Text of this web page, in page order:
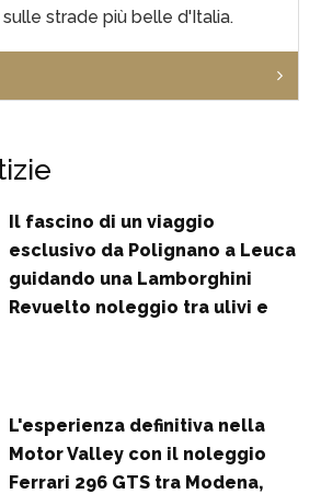
strade più belle d'Italia.
Il fascino di un viaggio
esclusivo da Polignano a Leuca
guidando una Lamborghini
Revuelto noleggio tra ulivi e
L'esperienza definitiva nella
Motor Valley con il noleggio
Ferrari 296 GTS tra Modena,